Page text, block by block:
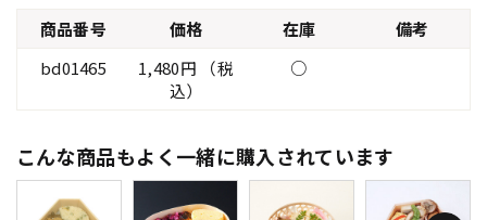
商品番号 価格 在庫
備考
bd01465
1,480円 （税
込）
○
こんな商品もよく一緒に購入されています